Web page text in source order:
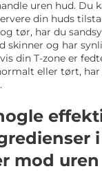
uren hud. Du
din huds
tør, har du
skinner og har
din T-zone er
eller tørt, har
i
mod uren